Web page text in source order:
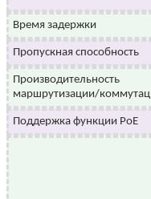
Время задержки
Пропускная способность
Производительность
маршрутизации/
Поддержка функции PoE